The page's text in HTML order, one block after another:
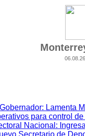
06.08.26
: Lamenta
para control
Nacional :